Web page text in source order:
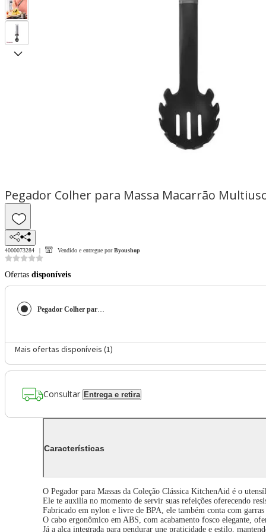
Pegador Colher para Massa Macarrão
4000073284 Vendido e entregue por Byoushop
Ofertas disponíveis
Pegador Colher para Massa Macarrão Multiuso Cinza KitchenAid
Mais ofertas disponíveis (1)
Consultar Entrega e retira
Características
O Pegador para Massas da Coleção Clássica KitchenAid é o
Ele te auxilia no momento de servir suas refeições oferecendo
Fabricado em nylon e livre de BPA, ele também conta com
O cabo ergonômico em ABS, com acabamento fosco elegante,
Já a alça integrada para pendurar une praticidade e estilo,